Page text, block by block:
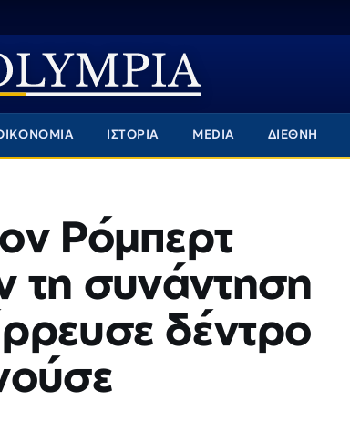
ΙΣΤΟΡΙΑ MEDIA ΔΙΕΘΝΗ
Ρόμπερτ
τη συνάντηση
δέντρο